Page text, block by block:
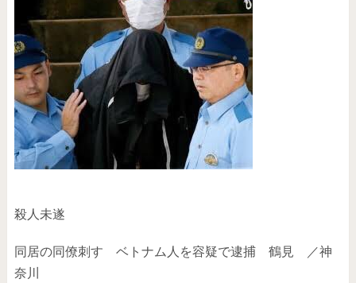
殺人未遂
同居の同僚刺す ベトナム人を容疑で逮捕 鶴見 ／神
奈川